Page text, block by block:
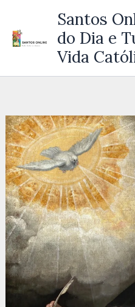
Santos
do Dia e
Vida